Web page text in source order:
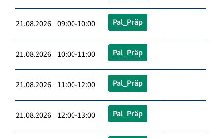
21.08.2026 09:00-10:00 Pal_Präp
21.08.2026 10:00-11:00 Pal_Präp
21.08.2026 11:00-12:00 Pal_Präp
21.08.2026 12:00-13:00 Pal_Präp